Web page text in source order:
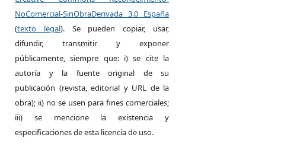
NoComercial-SinObraDerivada 3.0 España
(texto legal). Se pueden copiar, usar,
difundir, transmitir y exponer
públicamente, siempre que: i) se cite la
autoría y la fuente original de su
publicación (revista, editorial y URL de la
obra); ii) no se usen para fines comerciales;
iii) se mencione la existencia y
especificaciones de esta licencia de uso.